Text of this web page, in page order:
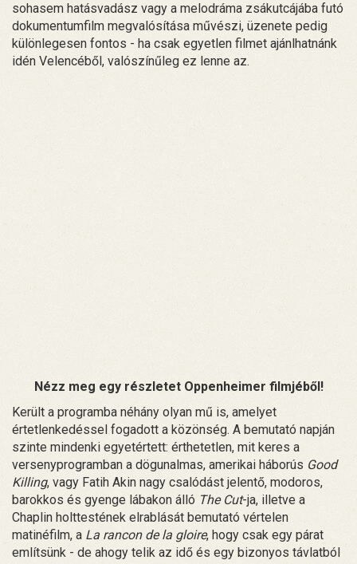
sohasem hatásvadász vagy a melodráma zsákutcájába futó
dokumentumfilm megvalósítása művészi, üzenete pedig
különlegesen fontos - ha csak egyetlen filmet ajánlhatnánk
idén Velencéből, valószínűleg ez lenne az.
Nézz meg egy részletet Oppenheimer filmjéből!
Került a programba néhány olyan mű is, amelyet
értetlenkedéssel fogadott a közönség. A bemutató napján
szinte mindenki egyetértett: érthetetlen, mit keres a
versenyprogramban a dögunalmas, amerikai háborús Good
Killing, vagy Fatih Akin nagy csalódást jelentő, modoros,
barokkos és gyenge lábakon álló The Cut-ja, illetve a
Chaplin holttestének elrablását bemutató vértelen
matinéfilm, a La rancon de la gloire, hogy csak egy párat
említsünk - de ahogy telik az idő és egy bizonyos távlatból